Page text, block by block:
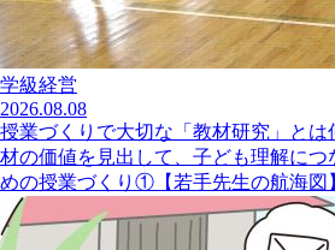
学級経営
2026.08.08
授業づくりで大切な「教材研究」とは
材の価値を見出して、子ども理解につ
めの授業づくり①【若手先生の航海図